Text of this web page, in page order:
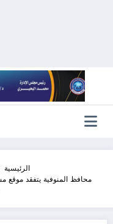
الرئيسية